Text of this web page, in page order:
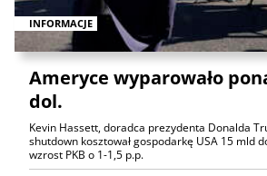
INFORMACJE
Ameryce wyparowało
dol.
Kevin Hassett, doradca prezydenta Donalda
shutdown kosztował gospodarkę USA 15 mld
wzrost PKB o 1-1,5 p.p.